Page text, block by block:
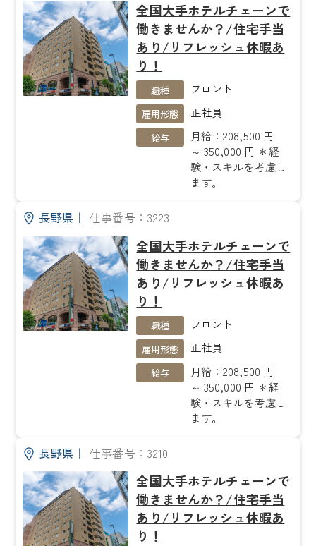
全国大手ホテルチェーンで
働きませんか？/住宅手当
あり/リフレッシュ休暇あ
り！
職種 フロント
雇用形態 正社員
給与
月給：208,500 円
～ 350,000 円 ＊経
験・スキルを考慮し
ます。
長野県｜ 仕事番号：3223
全国大手ホテルチェーンで
働きませんか？/住宅手当
あり/リフレッシュ休暇あ
り！
職種 フロント
雇用形態 正社員
給与
月給：208,500 円
～ 350,000 円 ＊経
験・スキルを考慮し
ます。
長野県｜ 仕事番号：3210
全国大手ホテルチェーンで
働きませんか？/住宅手当
あり/リフレッシュ休暇あ
り！